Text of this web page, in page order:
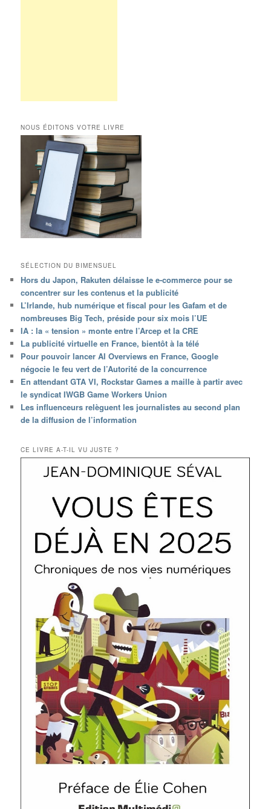
NOUS ÉDITONS VOTRE LIVRE
SÉLECTION DU BIMENSUEL
Hors du Japon, Rakuten délaisse le e-commerce pour se
concentrer sur les contenus et la publicité
L’Irlande, hub numérique et fiscal pour les Gafam et de
nombreuses Big Tech, préside pour six mois l’UE
IA : la « tension » monte entre l’Arcep et la CRE
La publicité virtuelle en France, bientôt à la télé
Pour pouvoir lancer AI Overviews en France, Google
négocie le feu vert de l’Autorité de la concurrence
En attendant GTA VI, Rockstar Games a maille à partir avec
le syndicat IWGB Game Workers Union
Les influenceurs relèguent les journalistes au second plan
de la diffusion de l’information
CE LIVRE A-T-IL VU JUSTE ?